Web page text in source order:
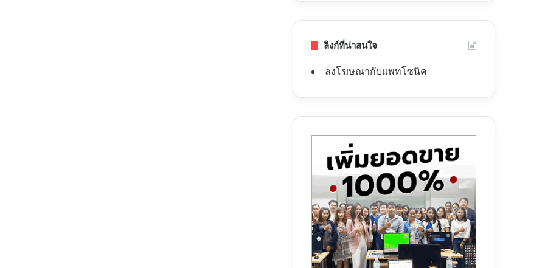
ลิงก์ที่น่าสนใจ
ลงโฆษณากับแพทโซนิค